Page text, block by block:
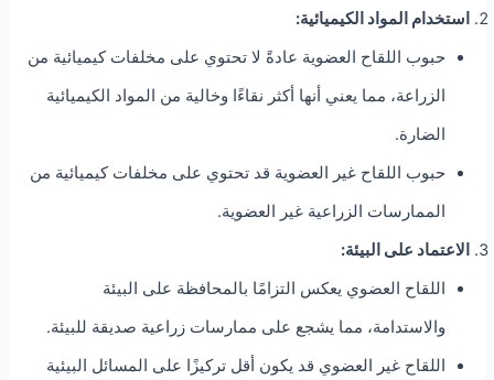
استخدام المواد الكيميائية:
حبوب اللقاح العضوية عادةً لا تحتوي على مخلفات كيميائية من
الزراعة، مما يعني أنها أكثر نقاءًا وخالية من المواد الكيميائية
الضارة.
حبوب اللقاح غير العضوية قد تحتوي على مخلفات كيميائية من
الممارسات الزراعية غير العضوية.
الاعتماد على البيئة:
اللقاح العضوي يعكس التزامًا بالمحافظة على البيئة
والاستدامة، مما يشجع على ممارسات زراعية صديقة للبيئة.
اللقاح غير العضوي قد يكون أقل تركيزًا على المسائل البيئية